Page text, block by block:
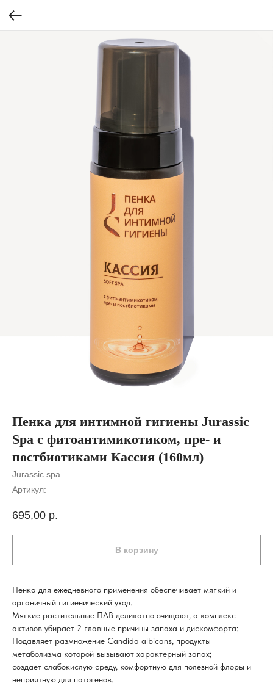
Пенка для интимной гигиены Jurassic
Spa с фитоантимикотиком, пре- и
постбиотиками Кассия (160мл)
Jurassic spa
Артикул:
695,00 р.
В корзину
Пенка для ежедневного применения обеспечивает мягкий и
органичный гигиенический уход.
Мягкие растительные ПАВ деликатно очищают, а комплекс
активов убирает 2 главные причины запаха и дискомфорта:
Подавляет размножение Candida albicans, продукты
метаболизма которой вызывают характерный запах;
создает слабокислую среду, комфортную для полезной флоры и
неприятную для патогенов.